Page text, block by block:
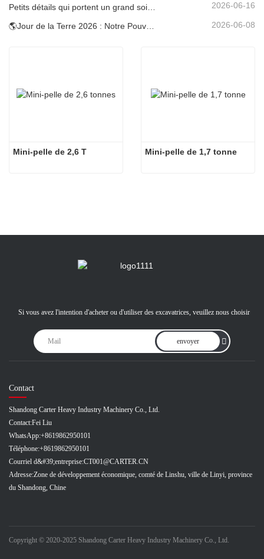
2026-06-16
2026-06-08
Mini-pelle de 2,6 T Mini-pelle de 1,7 tonne
Si vous avez l'intention d'acheter ou d'utiliser des excavatrices, veuillez nous choisir
envoyer
Contact
Shandong Carter Heavy Industry Machinery Co., Ltd.
Contact:Fei Liu
WhatsApp:+8619862950101
Téléphone:+8619862950101
Courriel d&#39;entreprise:CT001@CARTER.CN
Adresse:Zone de développement économique, comté de Linshu, ville de Linyi, province
du Shandong, Chine
Copyright © 2020-2025 Shandong Carter Heavy Industry Machinery Co., Ltd.